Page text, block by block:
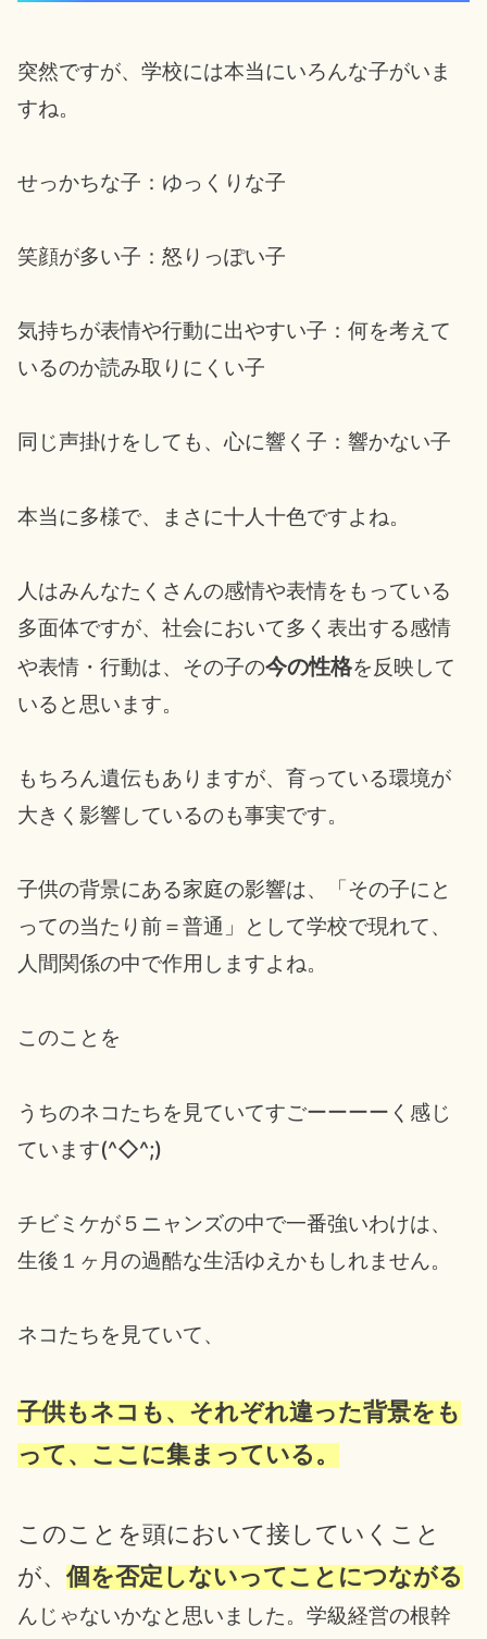
突然ですが、学校には本当にいろんな子がいま
すね。
せっかちな子：ゆっくりな子
笑顔が多い子：怒りっぽい子
気持ちが表情や行動に出やすい子：何を考えて
いるのか読み取りにくい子
同じ声掛けをしても、心に響く子：響かない子
本当に多様で、まさに十人十色ですよね。
人はみんなたくさんの感情や表情をもっている
多面体ですが、社会において多く表出する感情
や表情・行動は、その子の今の性格を反映して
いると思います。
もちろん遺伝もありますが、育っている環境が
大きく影響しているのも事実です。
子供の背景にある家庭の影響は、「その子にと
っての当たり前＝普通」として学校で現れて、
人間関係の中で作用しますよね。
このことを
うちのネコたちを見ていてすごーーーーく感じ
ています(^◇^;)
チビミケが５ニャンズの中で一番強いわけは、
生後１ヶ月の過酷な生活ゆえかもしれません。
ネコたちを見ていて、
子供もネコも、それぞれ違った背景をも
って、ここに集まっている。
このことを頭において接していくこと
が、 個を否定しないってことにつながる
んじゃないかなと思いました。学級経営の根幹